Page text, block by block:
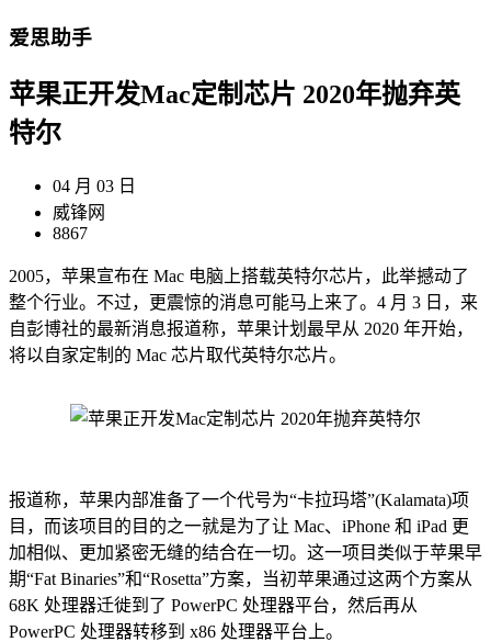
爱思助手
苹果正开发Mac定制芯片 2020年抛弃英
特尔
04 月 03 日
威锋网
8867
2005，苹果宣布在 Mac 电脑上搭载英特尔芯片，此举撼动了
整个行业。不过，更震惊的消息可能马上来了。4 月 3 日，来
自彭博社的最新消息报道称，苹果计划最早从 2020 年开始，
将以自家定制的 Mac 芯片取代英特尔芯片。
报道称，苹果内部准备了一个代号为“卡拉玛塔”(Kalamata)项
目，而该项目的目的之一就是为了让 Mac、iPhone 和 iPad 更
加相似、更加紧密无缝的结合在一切。这一项目类似于苹果早
期“Fat Binaries”和“Rosetta”方案，当初苹果通过这两个方案从
68K 处理器迁徙到了 PowerPC 处理器平台，然后再从
PowerPC 处理器转移到 x86 处理器平台上。